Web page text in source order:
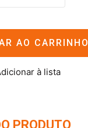
AO CARRINHO
PRODUTO